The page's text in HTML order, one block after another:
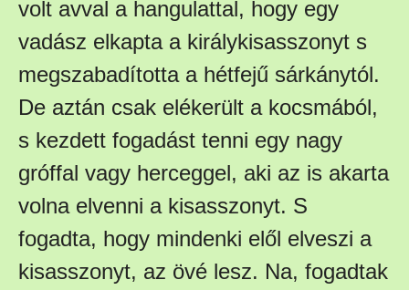
volt avval a hangulattal, hogy egy
vadász elkapta a királykisasszonyt s
megszabadította a hétfejű sárkánytól.
De aztán csak elékerült a kocsmából,
s kezdett fogadást tenni egy nagy
gróffal vagy herceggel, aki az is akarta
volna elvenni a kisasszonyt. S
fogadta, hogy mindenki elől elveszi a
kisasszonyt, az övé lesz. Na, fogadtak